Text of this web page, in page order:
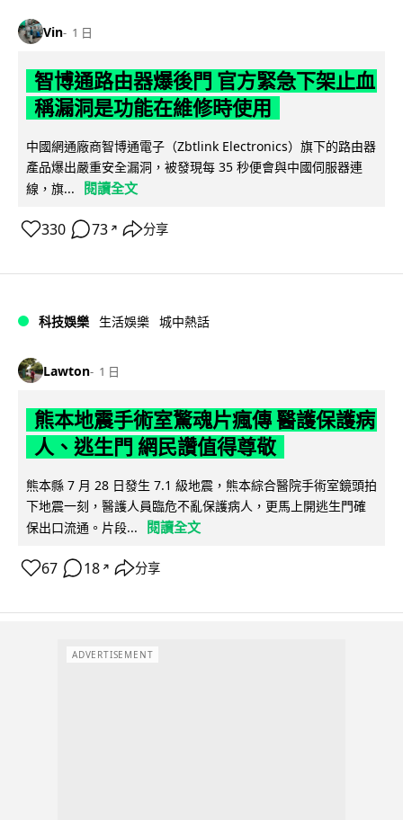
Vin 1 日
智博通路由器爆後門 官方緊急下架止血
稱漏洞是功能在維修時使用
中國網通廠商智博通電子（Zbtlink Electronics）旗下的路由器
產品爆出嚴重安全漏洞，被發現每 35 秒便會與中國伺服器連
線，旗...
閱讀全文
330 73 ↗ 分享
科技娛樂 生活娛樂 城中熱話
Lawton 1 日
熊本地震手術室驚魂片瘋傳 醫護保護病
人、逃生門 網民讚值得尊敬
熊本縣 7 月 28 日發生 7.1 級地震，熊本綜合醫院手術室鏡頭拍
下地震一刻，醫護人員臨危不亂保護病人，更馬上開逃生門確
保出口流通。片段...
閱讀全文
67 18 ↗ 分享
ADVERTISEMENT